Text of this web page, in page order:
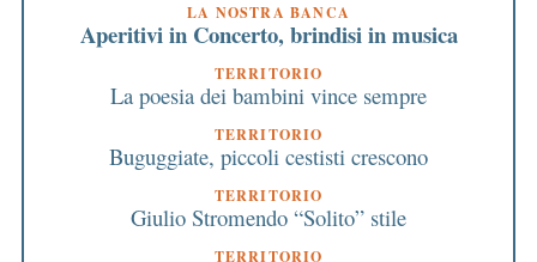
LA NOSTRA BANCA
Aperitivi in Concerto, brindisi in musica
TERRITORIO
La poesia dei bambini vince sempre
TERRITORIO
Buguggiate, piccoli cestisti crescono
TERRITORIO
Giulio Stromendo “Solito” stile
TERRITORIO